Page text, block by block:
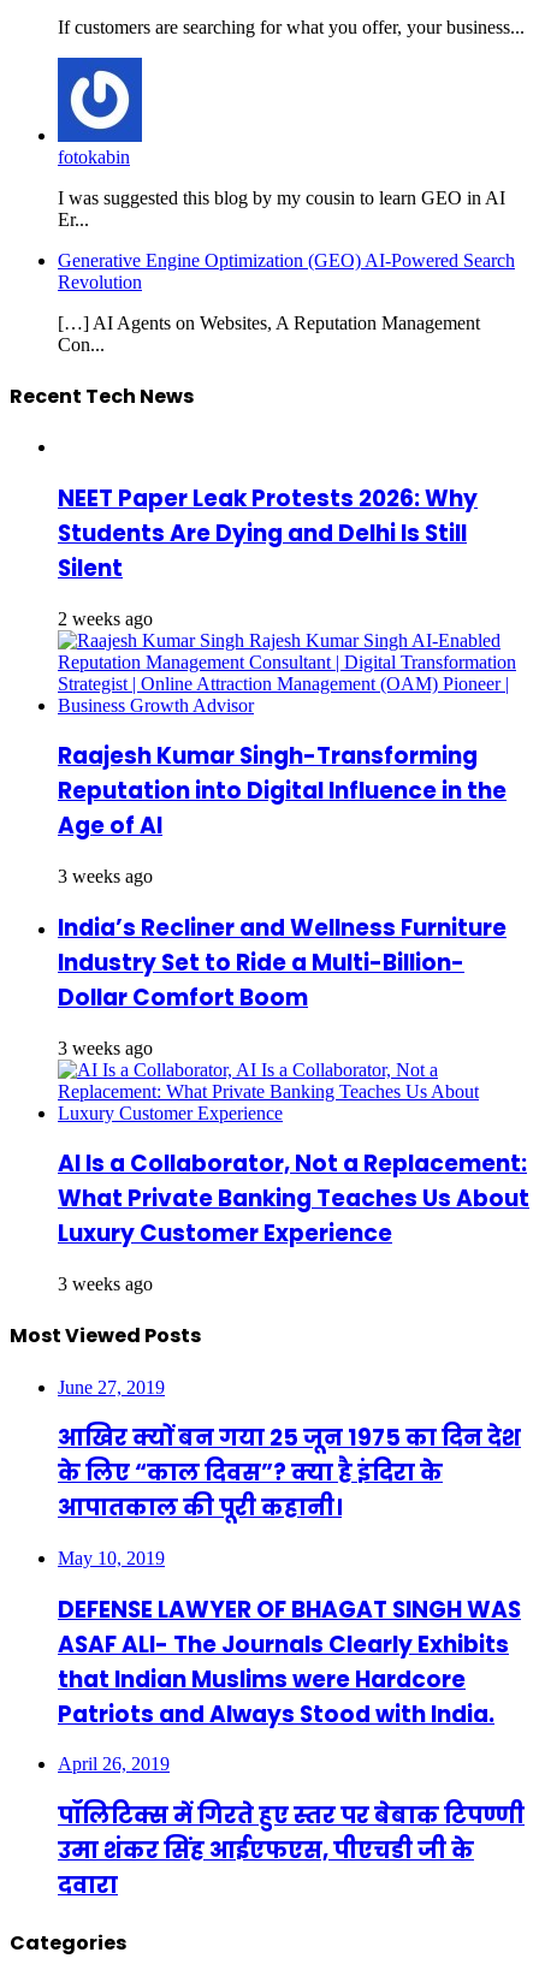
If customers are searching for what you offer, your business...
fotokabin
I was suggested this blog by my cousin to learn GEO in AI
Er...
Generative Engine Optimization (GEO) AI-Powered Search
Revolution
[…] AI Agents on Websites, A Reputation Management
Con...
Recent Tech News
NEET Paper Leak Protests 2026: Why
Students Are Dying and Delhi Is Still
Silent
2 weeks ago
Raajesh Kumar Singh-Transforming
Reputation into Digital Influence in the
Age of AI
3 weeks ago
India’s Recliner and Wellness Furniture
Industry Set to Ride a Multi-Billion-
Dollar Comfort Boom
3 weeks ago
AI Is a Collaborator, Not a Replacement:
What Private Banking Teaches Us About
Luxury Customer Experience
3 weeks ago
Most Viewed Posts
June 27, 2019
आखिर क्यों बन गया 25 जून 1975 का दिन देश
के लिए “काल दिवस”? क्या है इंदिरा के
आपातकाल की पूरी कहानी।
May 10, 2019
DEFENSE LAWYER OF BHAGAT SINGH WAS
ASAF ALI- The Journals Clearly Exhibits
that Indian Muslims were Hardcore
Patriots and Always Stood with India.
April 26, 2019
पॉलिटिक्स में गिरते हुए स्तर पर बेबाक टिपण्णी
उमा शंकर सिंह आईएफएस, पीएचडी जी के
दवारा
Categories